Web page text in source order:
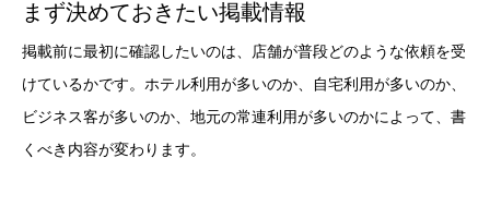
まず決めておきたい掲載情報
掲載前に最初に確認したいのは、店舗が普段どのような依頼を受
けているかです。ホテル利用が多いのか、自宅利用が多いのか、
ビジネス客が多いのか、地元の常連利用が多いのかによって、書
くべき内容が変わります。